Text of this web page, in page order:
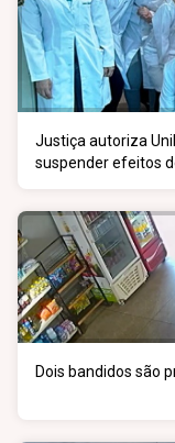
Justiça autoriza
suspender efeitos
Dois bandidos são